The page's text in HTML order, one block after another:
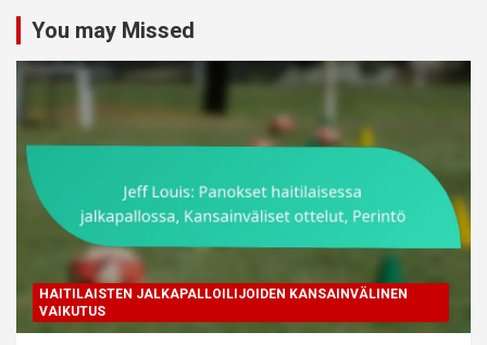
You may Missed
HAITILAISTEN JALKAPALLOILIJOIDEN KANSAINVÄLINEN
VAIKUTUS